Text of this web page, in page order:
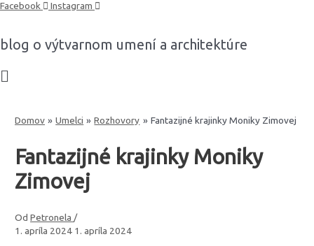
Preskočiť
Facebook Instagram
blog o výtvarnom umení a architektúre
Domov Umelci Rozhovory Fantazijné krajinky Moniky Zimovej
Fantazijné krajinky Moniky
Zimovej
Od Petronela /
1. apríla 2024 1. apríla 2024